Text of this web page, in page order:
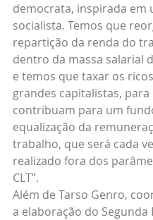
democrata, inspirada em
socialista. Temos que
repartição da renda do
dentro da massa salarial
e temos que taxar os
grandes capitalistas, para
contribuam para um
equalização da
trabalho, que será cada
realizado fora dos
CLT”.
Além de Tarso Genro,
a elaboração do Segunda